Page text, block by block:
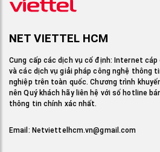
NET VIETTEL HCM
Cung cấp các dịch vụ cố định: Internet
và các dịch vụ giải pháp công nghệ thông
nghiệp trên toàn quốc. Chương trình
nên Quý khách hãy liên hệ với số hotline
thông tin chính xác nhất.
Email: Netviettelhcm.vn@gmail.com